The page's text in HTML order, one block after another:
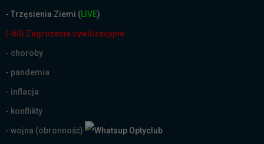
- Trzęsienia Ziemi (LIVE)
(-60) Zagrożenia cywilizacyjne
- choroby
- pandemia
- inflacja
- konflikty
- wojna (obronność)